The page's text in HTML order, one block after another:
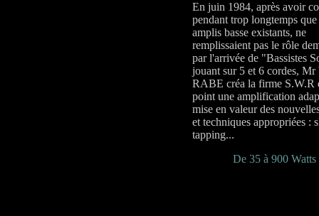
En juin 1984, après avoir
pendant trop longtemps que
amplis basse existants, ne
remplissaient pas le rôle
par l'arrivée de "Bassistes
jouant sur 5 et 6 cordes, Mr
RABE créa la firme S.W.R
point une amplification
mise en valeur des
et techniques appropriées :
tapping...
De 35 à 900 Watts